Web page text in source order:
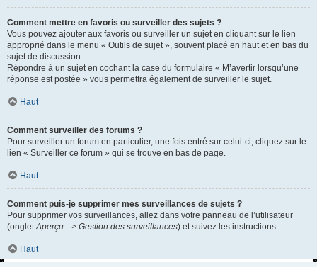
Comment mettre en favoris ou surveiller des sujets ?
Vous pouvez ajouter aux favoris ou surveiller un sujet en cliquant sur le lien
approprié dans le menu « Outils de sujet », souvent placé en haut et en bas du
sujet de discussion.
Répondre à un sujet en cochant la case du formulaire « M’avertir lorsqu’une
réponse est postée » vous permettra également de surveiller le sujet.
Haut
Comment surveiller des forums ?
Pour surveiller un forum en particulier, une fois entré sur celui-ci, cliquez sur le
lien « Surveiller ce forum » qui se trouve en bas de page.
Haut
Comment puis-je supprimer mes surveillances de sujets ?
Pour supprimer vos surveillances, allez dans votre panneau de l’utilisateur
(ongletAperçu --> Gestion des surveillances) et suivez les instructions.
Haut